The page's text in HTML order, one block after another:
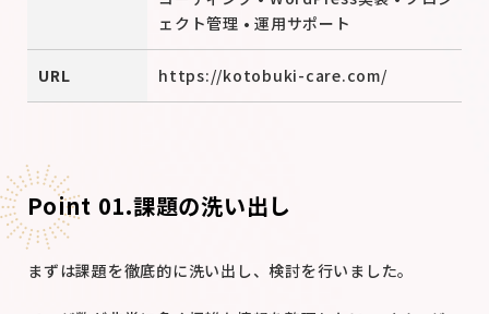
ェクト管理 • 運⽤サポート
URL https://kotobuki-care.com/
Point 01.課題の洗い出し
まずは課題を徹底的に洗い出し、検討を行いました。